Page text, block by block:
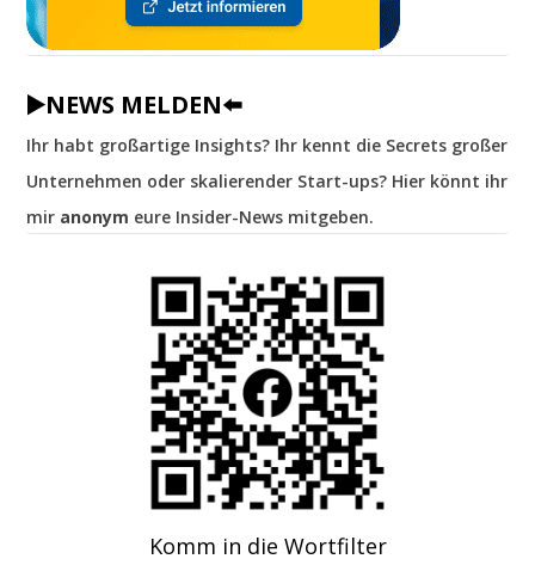
▶️NEWS MELDEN⬅️
Ihr habt großartige Insights? Ihr kennt die Secrets großer
Unternehmen oder skalierender Start-ups? Hier könnt ihr
mir anonym eure Insider-News mitgeben.
Komm in die Wortfilter